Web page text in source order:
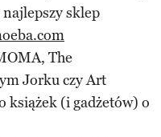
sklep
The
Jorku czy Art
książek (i gadżetów) o